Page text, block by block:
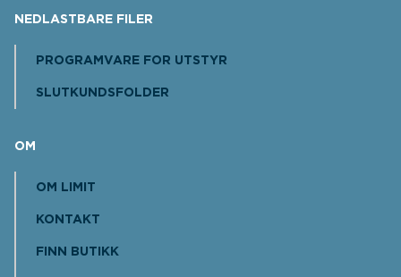
NEDLASTBARE FILER
PROGRAMVARE FOR UTSTYR
SLUTKUNDSFOLDER
OM
OM LIMIT
KONTAKT
FINN BUTIKK